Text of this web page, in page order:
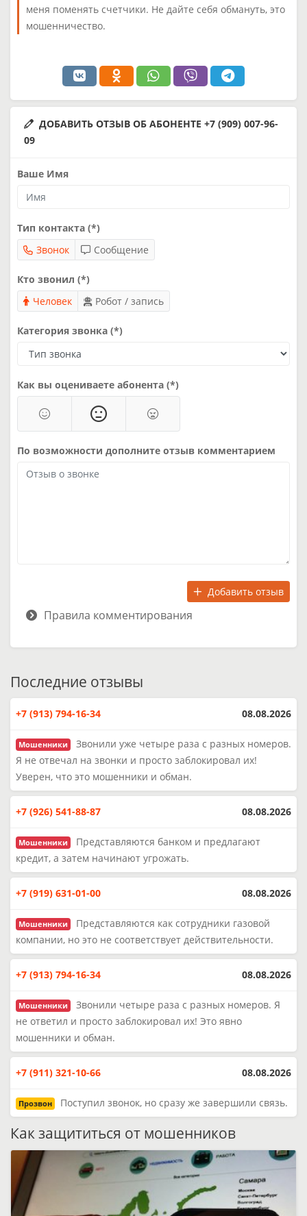
меня поменять счетчики. Не дайте себя обмануть, это
мошенничество.
ДОБАВИТЬ ОТЗЫВ ОБ АБОНЕНТЕ +7 (909) 007-96-
09
Ваше Имя
Тип контакта (*)
Звонок
Сообщение
Кто звонил (*)
Человек
Робот / запись
Категория звонка (*)
Как вы оцениваете абонента (*)
По возможности дополните отзыв комментарием
Добавить отзыв
Правила комментирования
Последние отзывы
+7 (913) 794-16-34 08.08.2026
Мошенники
Звонили уже четыре раза с разных номеров.
Я не отвечал на звонки и просто заблокировал их!
Уверен, что это мошенники и обман.
+7 (926) 541-88-87 08.08.2026
Мошенники
Представляются банком и предлагают
кредит, а затем начинают угрожать.
+7 (919) 631-01-00 08.08.2026
Мошенники
Представляются как сотрудники газовой
компании, но это не соответствует действительности.
+7 (913) 794-16-34 08.08.2026
Мошенники
Звонили четыре раза с разных номеров. Я
не ответил и просто заблокировал их! Это явно
мошенники и обман.
+7 (911) 321-10-66 08.08.2026
Прозвон Поступил звонок, но сразу же завершили связь.
Как защититься от мошенников